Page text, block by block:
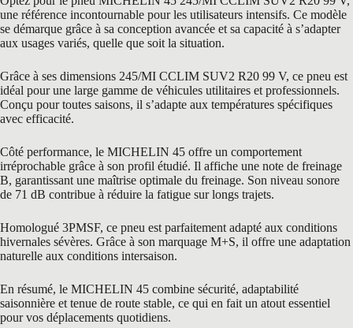
une référence incontournable pour les utilisateurs intensifs. Ce modèle
se démarque grâce à sa conception avancée et sa capacité à s’adapter
aux usages variés, quelle que soit la situation.
Grâce à ses dimensions 245/MI CCLIM SUV2 R20 99 V, ce pneu est
idéal pour une large gamme de véhicules utilitaires et professionnels.
Conçu pour toutes saisons, il s’adapte aux températures spécifiques
avec efficacité.
Côté performance, le MICHELIN 45 offre un comportement
irréprochable grâce à son profil étudié. Il affiche une note de freinage
B, garantissant une maîtrise optimale du freinage. Son niveau sonore
de 71 dB contribue à réduire la fatigue sur longs trajets.
Homologué 3PMSF, ce pneu est parfaitement adapté aux conditions
hivernales sévères. Grâce à son marquage M+S, il offre une adaptation
naturelle aux conditions intersaison.
En résumé, le MICHELIN 45 combine sécurité, adaptabilité
saisonnière et tenue de route stable, ce qui en fait un atout essentiel
pour vos déplacements quotidiens.